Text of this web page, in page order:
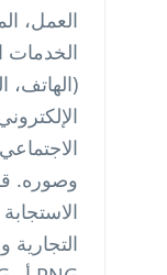
العمل،
الخدمات
(الهاتف،
وصوره.